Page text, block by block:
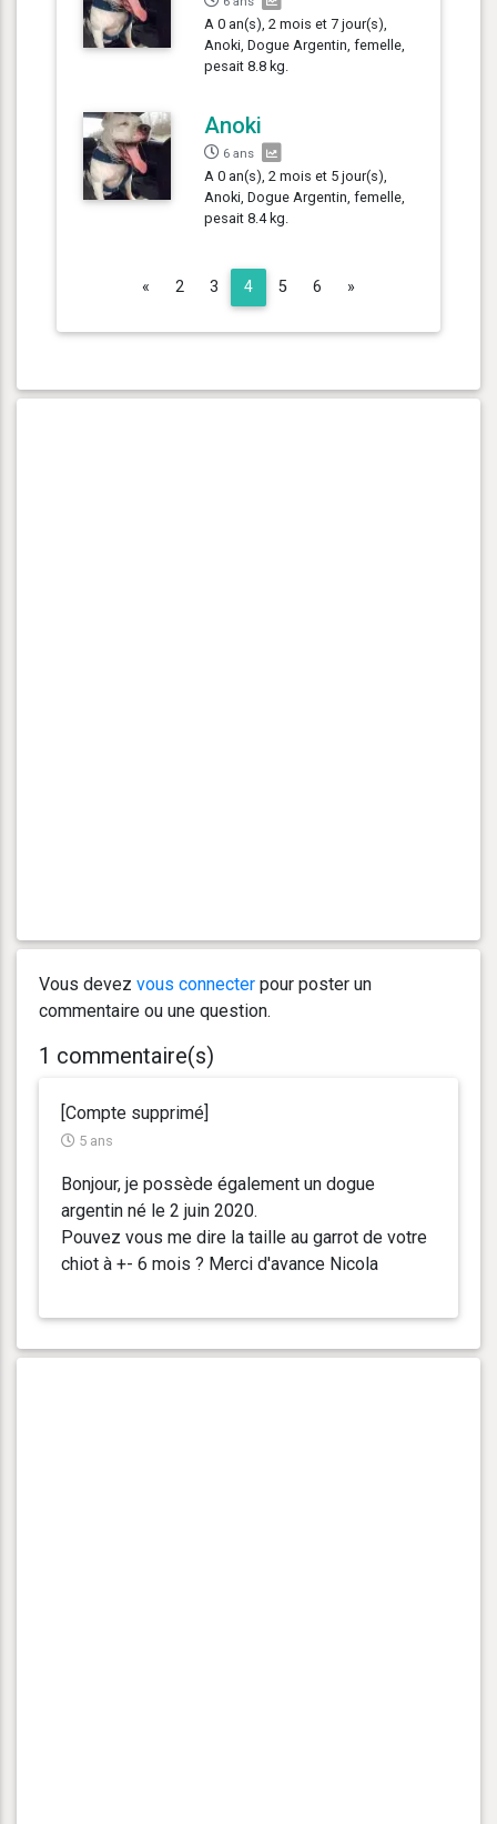
A 0 an(s), 2 mois et 7 jour(s),
Anoki, Dogue Argentin, femelle,
pesait 8.8 kg.
Anoki
6 ans
A 0 an(s), 2 mois et 5 jour(s),
Anoki, Dogue Argentin, femelle,
pesait 8.4 kg.
« Previous
2 3 4 5 6 »
Vous devez vous connecter pour poster un
commentaire ou une question.
1 commentaire(s)
[Compte supprimé]
5 ans
Bonjour, je possède également un dogue
argentin né le 2 juin 2020.
Pouvez vous me dire la taille au garrot de votre
chiot à +- 6 mois ? Merci d'avance Nicola